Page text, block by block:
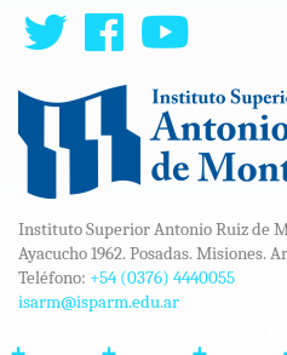
Instituto Superior Antonio Ruiz de
Ayacucho 1962. Posadas. Misiones.
Teléfono: +54 (0376) 4440055
isarm@isparm.edu.ar